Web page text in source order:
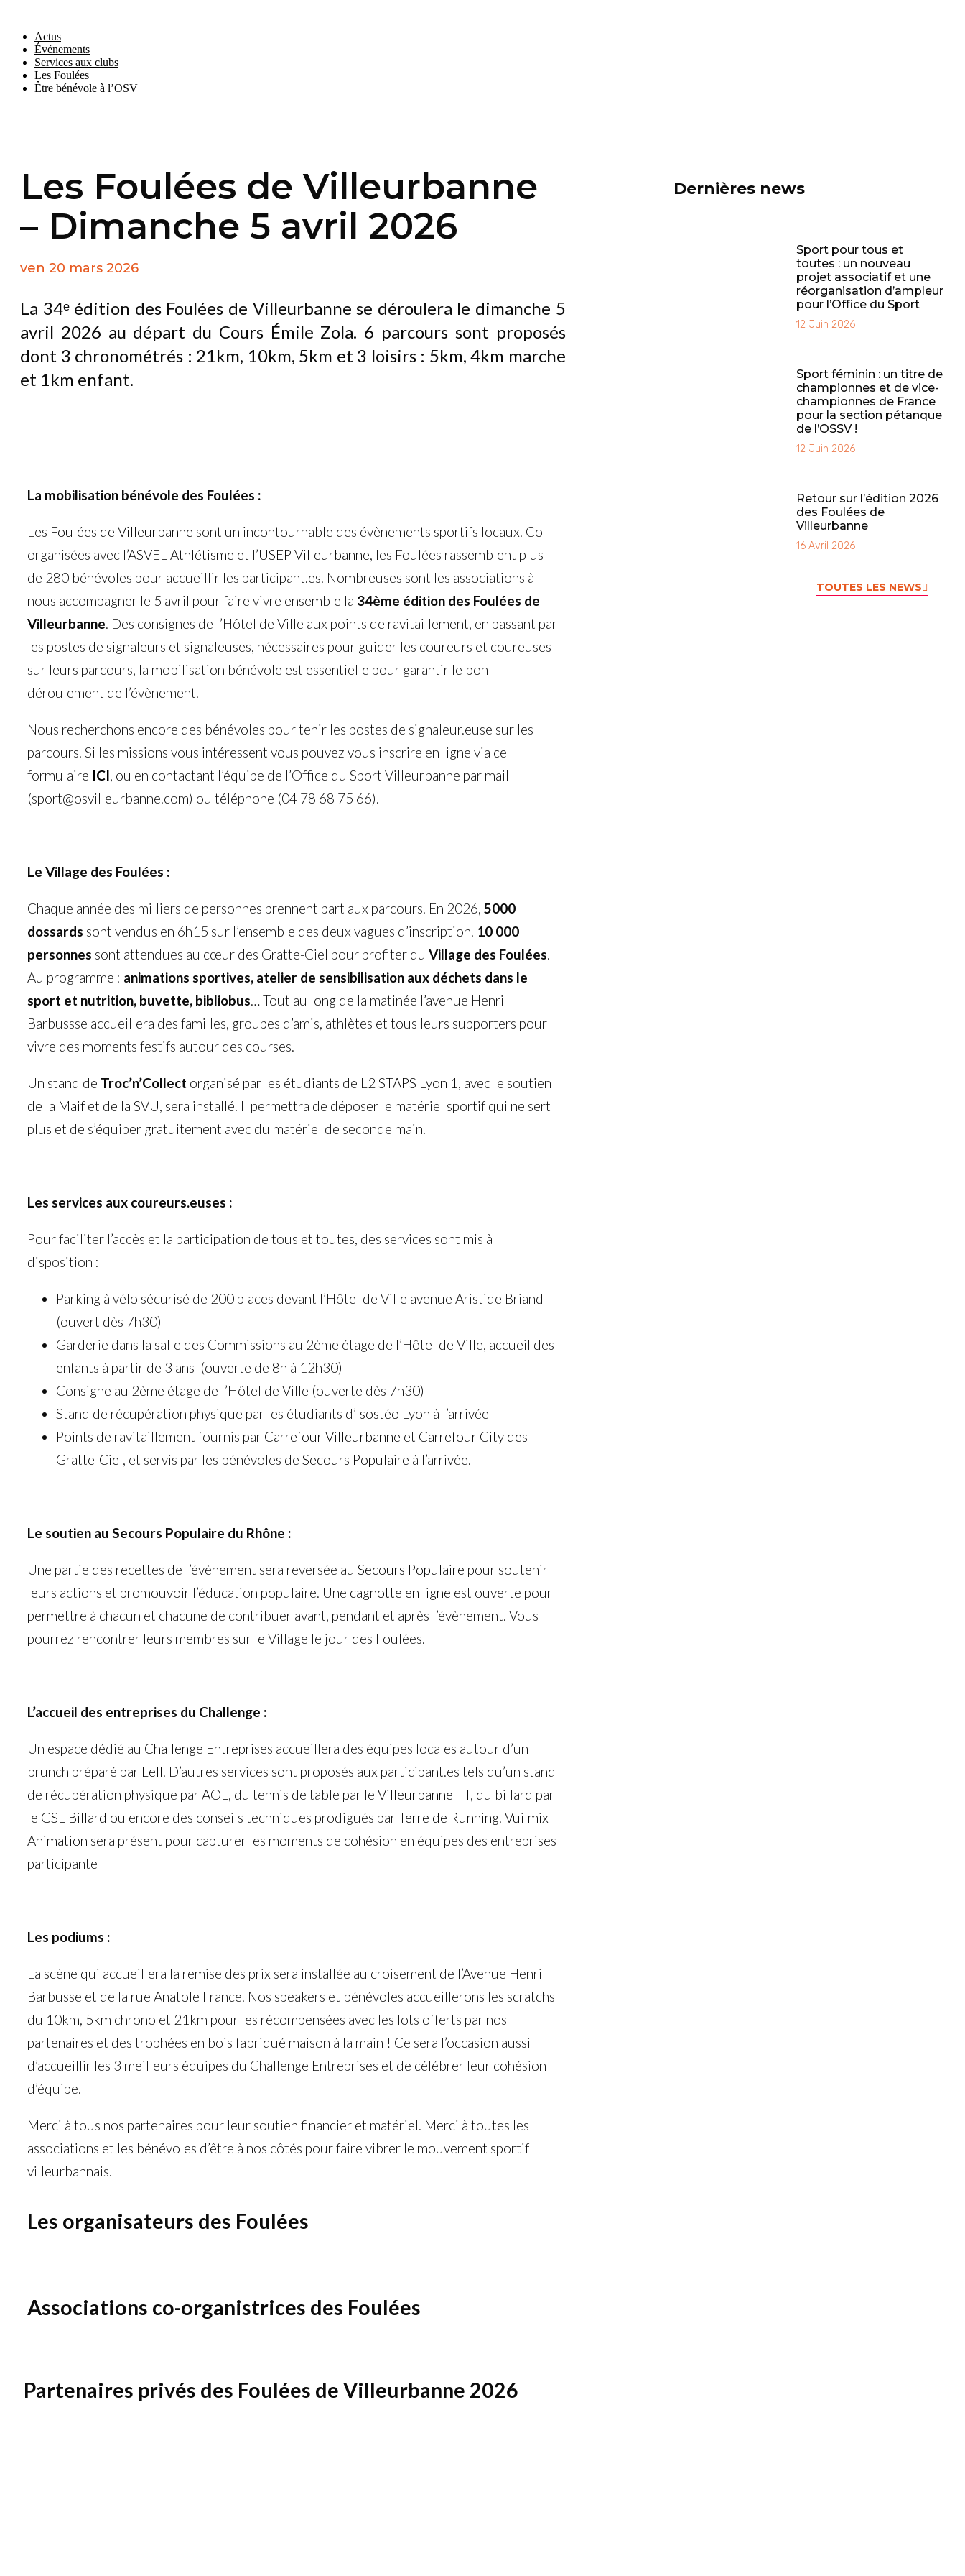
Actus
Événements
Services aux clubs
Les Foulées
Être bénévole à l’OSV
Les Foulées de Villeurbanne
– Dimanche 5 avril 2026
ven 20 mars 2026
La 34ᵉ édition des Foulées de Villeurbanne se déroulera le dimanche 5
avril 2026 au départ du Cours Émile Zola. 6 parcours sont proposés
dont 3 chronométrés : 21km, 10km, 5km et 3 loisirs : 5km, 4km marche
et 1km enfant.
La mobilisation bénévole des Foulées :
Les Foulées de Villeurbanne sont un incontournable des évènements sportifs locaux. Co-
organisées avec l’ASVEL Athlétisme et l’USEP Villeurbanne, les Foulées rassemblent plus
de 280 bénévoles pour accueillir les participant.es. Nombreuses sont les associations à
nous accompagner le 5 avril pour faire vivre ensemble la 34ème édition des Foulées de
Villeurbanne. Des consignes de l’Hôtel de Ville aux points de ravitaillement, en passant par
les postes de signaleurs et signaleuses, nécessaires pour guider les coureurs et coureuses
sur leurs parcours, la mobilisation bénévole est essentielle pour garantir le bon
déroulement de l’évènement.
Nous recherchons encore des bénévoles pour tenir les postes de signaleur.euse sur les
parcours. Si les missions vous intéressent vous pouvez vous inscrire en ligne via ce
formulaire ICI, ou en contactant l’équipe de l’Office du Sport Villeurbanne par mail
(sport@osvilleurbanne.com) ou téléphone (04 78 68 75 66).
Le Village des Foulées :
Chaque année des milliers de personnes prennent part aux parcours. En 2026, 5000
dossards sont vendus en 6h15 sur l’ensemble des deux vagues d’inscription. 10 000
personnes sont attendues au cœur des Gratte-Ciel pour profiter du Village des Foulées.
Au programme : animations sportives, atelier de sensibilisation aux déchets dans le
sport et nutrition, buvette, bibliobus… Tout au long de la matinée l’avenue Henri
Barbussse accueillera des familles, groupes d’amis, athlètes et tous leurs supporters pour
vivre des moments festifs autour des courses.
Un stand de Troc’n’Collect organisé par les étudiants de L2 STAPS Lyon 1 , avec le soutien
de la Maif et de la SVU, sera installé. Il permettra de déposer le matériel sportif qui ne sert
plus et de s’équiper gratuitement avec du matériel de seconde main.
Les services aux coureurs.euses :
Pour faciliter l’accès et la participation de tous et toutes, des services sont mis à
disposition :
Parking à vélo sécurisé de 200 places devant l’Hôtel de Ville avenue Aristide Briand
(ouvert dès 7h30)
Garderie dans la salle des Commissions au 2ème étage de l’Hôtel de Ville, accueil des
enfants à partir de 3 ans (ouverte de 8h à 12h30)
Consigne au 2ème étage de l’Hôtel de Ville (ouverte dès 7h30)
Stand de récupération physique par les étudiants d’Isostéo Lyon à l’arrivée
Points de ravitaillement fournis par Carrefour Villeurbanne et Carrefour City des
Gratte-Ciel, et servis par les bénévoles de Secours Populaire à l’arrivée.
Le soutien au Secours Populaire du Rhône :
Une partie des recettes de l’évènement sera reversée au Secours Populaire pour soutenir
leurs actions et promouvoir l’éducation populaire. Une cagnotte en ligne est ouverte pour
permettre à chacun et chacune de contribuer avant, pendant et après l’évènement. Vous
pourrez rencontrer leurs membres sur le Village le jour des Foulées.
L’accueil des entreprises du Challenge :
Un espace dédié au Challenge Entreprises accueillera des équipes locales autour d’un
brunch préparé par Lell. D’autres services sont proposés aux participant.es tels qu’un stand
de récupération physique parAOL , du tennis de table par le Villeurbanne TT, du billard par
le GSL Billard ou encore des conseils techniques prodigués parTerre de Running. Vuilmix
Animation sera présent pour capturer les moments de cohésion en équipes des entreprises
participante
Les podiums :
La scène qui accueillera la remise des prix sera installée au croisement de l’Avenue Henri
Barbusse et de la rue Anatole France. Nos speakers et bénévoles accueillerons les scratchs
du 10km, 5km chrono et 21km pour les récompensées avec les lots offerts par nos
partenaires et des trophées en bois fabriqué maison à la main ! Ce sera l’occasion aussi
d’accueillir les 3 meilleurs équipes du Challenge Entreprises et de célébrer leur cohésion
d’équipe.
Merci à tous nos partenaires pour leur soutien financier et matériel. Merci à toutes les
associations et les bénévoles d’être à nos côtés pour faire vibrer le mouvement sportif
villeurbannais.
Les organisateurs des Foulées
Associations co-organistrices des Foulées
Partenaires privés des Foulées de Villeurbanne 2026
Dernières news
Sport pour tous et
toutes : un nouveau
projet associatif et une
réorganisation d’ampleur
pour l’Office du Sport
12 Juin 2026
Sport féminin : un titre de
championnes et de vice-
championnes de France
pour la section pétanque
de l’OSSV !
12 Juin 2026
Retour sur l’édition 2026
des Foulées de
Villeurbanne
16 Avril 2026
TOUTES LES NEWS